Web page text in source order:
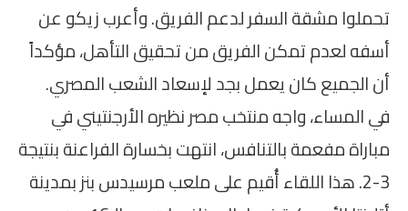
تحملوا مشقة السفر لدعم الفريق. وأعرب زيكو عن
أسفه لعدم تمكن الفريق من تحقيق التأهل، مؤكداً
أن الجميع كان يعمل بجد لإسعاد الشعب المصري.
في المساء، واجه منتخب مصر نظيره الأرجنتيني في
مباراة مفعمة بالتنافس، انتهت بخسارة الفراعنة بنتيجة
3-2. هذا اللقاء أُقيم على ملعب مرسيدس بنز بمدينة